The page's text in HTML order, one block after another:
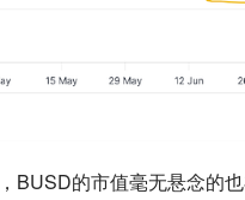
BUSD的市值毫无悬念的